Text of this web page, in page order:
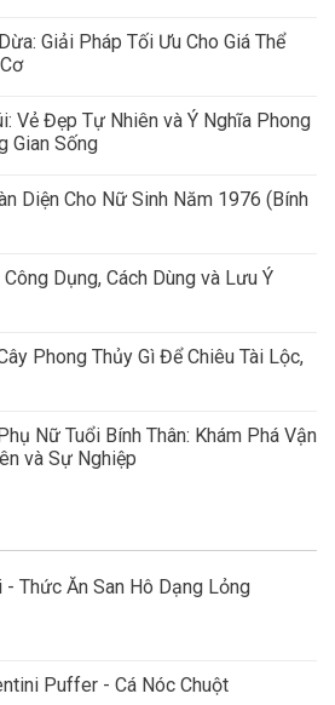
Giải Pháp Tối Ưu Cho Giá Thể
Vẻ Đẹp Tự Nhiên và Ý Nghĩa Phong
Gian Sống
Diện Cho Nữ Sinh Năm 1976 (Bính
Dụng, Cách Dùng và Lưu Ý
Phong Thủy Gì Để Chiêu Tài Lộc,
Nữ Tuổi Bính Thân: Khám Phá Vận
và Sự Nghiệp
- Thức Ăn San Hô Dạng Lỏng
Puffer - Cá Nóc Chuột